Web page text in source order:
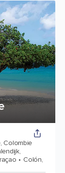
Colombie
Colón,